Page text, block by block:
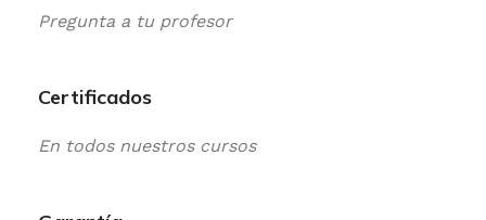
Pregunta a tu profesor
Certificados
En todos nuestros cursos